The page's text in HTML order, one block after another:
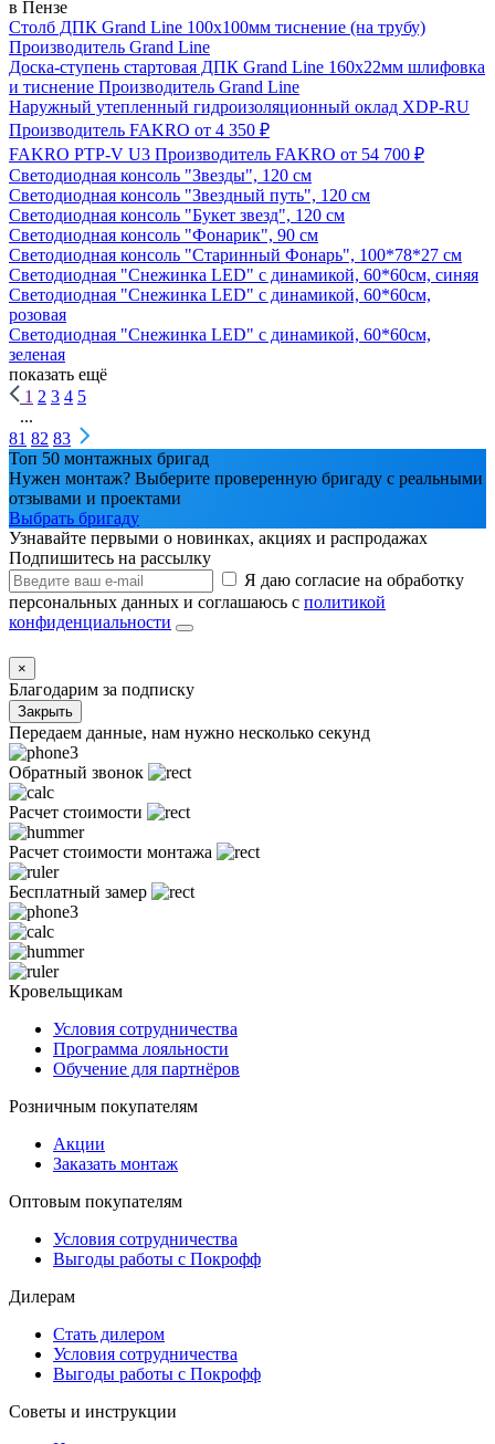
в Пензе
Столб ДПК Grand Line 100х100мм тиснение (на трубу)
Производитель Grand Line
Доска-ступень стартовая ДПК Grand Line 160х22мм шлифовка
и тиснение Производитель Grand Line
Наружный утепленный гидроизоляционный оклад XDP-RU
Производитель FAKRO от 4 350 ₽
FAKRO PTP-V U3 Производитель FAKRO от 54 700 ₽
Светодиодная консоль "Звезды", 120 см
Светодиодная консоль "Звездный путь", 120 см
Светодиодная консоль "Букет звезд", 120 см
Светодиодная консоль "Фонарик", 90 см
Светодиодная консоль "Старинный Фонарь", 100*78*27 см
Светодиодная "Снежинка LED" с динамикой, 60*60см, синяя
Светодиодная "Снежинка LED" с динамикой, 60*60см,
розовая
Светодиодная "Снежинка LED" с динамикой, 60*60см,
зеленая
показать ещё
1 2 3 4 5
...
81 82 83
Топ 50 монтажных бригад
Нужен монтаж? Выберите проверенную бригаду с реальными
отзывами и проектами
Выбрать бригаду
Узнавайте первыми о новинках, акциях и распродажах
Подпишитесь на рассылку
Я даю согласие на обработку
персональных данных и соглашаюсь с политикой
конфиденциальности
×
Благодарим за подписку
Закрыть
Передаем данные, нам нужно несколько секунд
Обратный звонок
Расчет стоимости
Расчет стоимости монтажа
Бесплатный замер
Кровельщикам
Условия сотрудничества
Программа лояльности
Обучение для партнёров
Розничным покупателям
Акции
Заказать монтаж
Оптовым покупателям
Условия сотрудничества
Выгоды работы с Покрофф
Дилерам
Стать дилером
Условия сотрудничества
Выгоды работы с Покрофф
Советы и инструкции